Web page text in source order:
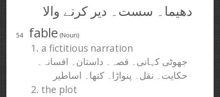
دھیما۔ سست۔ دیر کرنے والا
54 fable (Noun)
1. a fictitious narration
جھوٹی کہانی۔ قصہ۔ داستان۔ افسانہ۔
حکایت۔ نقل۔ پنواڑا۔ کتھا۔ اساطیر
2. the plot